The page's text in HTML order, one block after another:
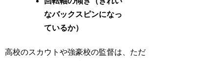
なバックスピンになっ
ているか）
高校のスカウトや強豪校の監督は、ただ